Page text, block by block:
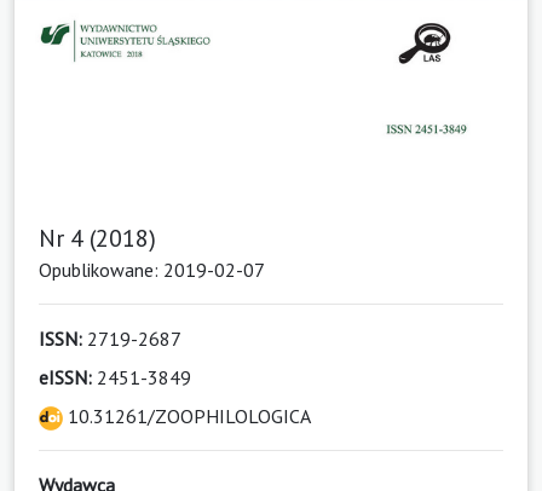
Nr 4 (2018)
Opublikowane: 2019-02-07
ISSN: 2719-2687
eISSN: 2451-3849
10.31261/ZOOPHILOLOGICA
Wydawca